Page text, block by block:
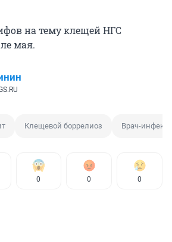
на тему клещей НГС
мая.
Клещевой боррелиоз Врач-
0 0 0